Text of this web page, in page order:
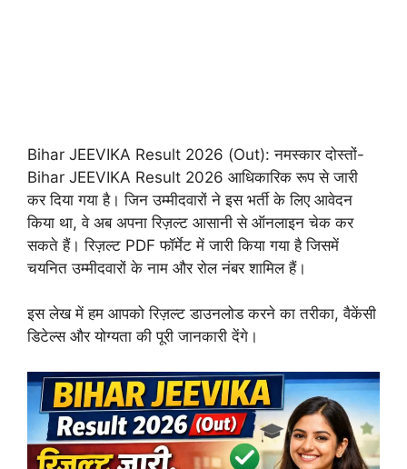
Bihar JEEVIKA Result 2026 (Out): नमस्कार दोस्तों-
Bihar JEEVIKA Result 2026 आधिकारिक रूप से जारी
कर दिया गया है। जिन उम्मीदवारों ने इस भर्ती के लिए आवेदन
किया था, वे अब अपना रिज़ल्ट आसानी से ऑनलाइन चेक कर
सकते हैं। रिज़ल्ट PDF फॉर्मेट में जारी किया गया है जिसमें
चयनित उम्मीदवारों के नाम और रोल नंबर शामिल हैं।
इस लेख में हम आपको रिज़ल्ट डाउनलोड करने का तरीका, वैकेंसी
डिटेल्स और योग्यता की पूरी जानकारी देंगे।